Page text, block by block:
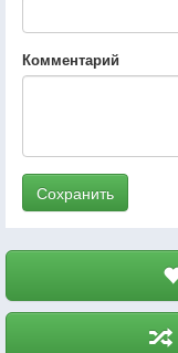
Комментарий
Сохранить